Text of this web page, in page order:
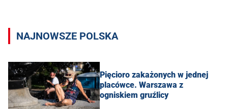
NAJNOWSZE POLSKA
Pięcioro zakażonych w jednej
placówce. Warszawa z
ogniskiem gruźlicy